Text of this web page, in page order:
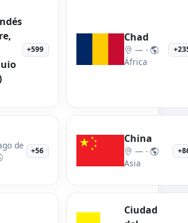
+599
Chad
— ·
África
de
+56
China
— ·
Asia
Ciudad